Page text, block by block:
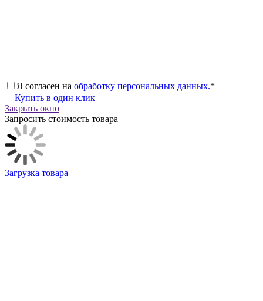
Я согласен на обработку персональных данных.*
Купить в один клик
Закрыть окно
Запросить стоимость товара
Загрузка товара